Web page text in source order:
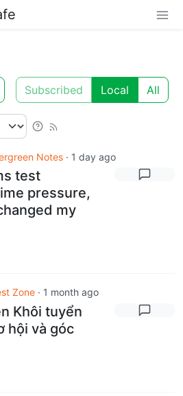
Subscribed Local All
Notes · 1 day ago
test
pressure,
my
Zone · 1 month ago
Khôi tuyển
hội và góc